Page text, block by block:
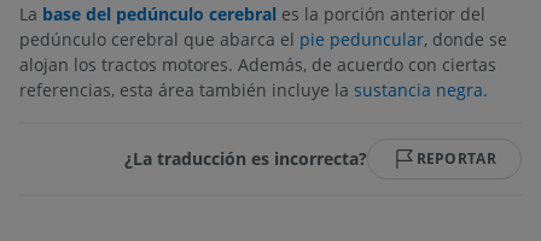
La base del pedúnculo cerebral es la porción anterior del
pedúnculo cerebral que abarca el pie peduncular, donde se
alojan los tractos motores. Además, de acuerdo con ciertas
referencias, esta área también incluye la sustancia negra.
¿La traducción es incorrecta? REPORTAR